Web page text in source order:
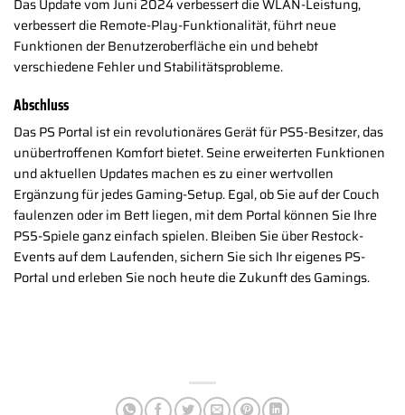
Das Update vom Juni 2024 verbessert die WLAN-Leistung,
verbessert die Remote-Play-Funktionalität, führt neue
Funktionen der Benutzeroberfläche ein und behebt
verschiedene Fehler und Stabilitätsprobleme.
Abschluss
Das PS Portal ist ein revolutionäres Gerät für PS5-Besitzer, das
unübertroffenen Komfort bietet. Seine erweiterten Funktionen
und aktuellen Updates machen es zu einer wertvollen
Ergänzung für jedes Gaming-Setup. Egal, ob Sie auf der Couch
faulenzen oder im Bett liegen, mit dem Portal können Sie Ihre
PS5-Spiele ganz einfach spielen. Bleiben Sie über Restock-
Events auf dem Laufenden, sichern Sie sich Ihr eigenes PS-
Portal und erleben Sie noch heute die Zukunft des Gamings.